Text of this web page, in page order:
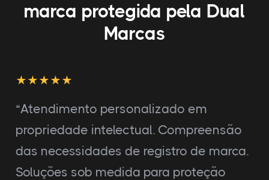
marca protegida pela Dual
Marcas
“Atendimento personalizado em
propriedade intelectual. Compreensão
das necessidades de registro de marca.
Soluções sob medida para proteção